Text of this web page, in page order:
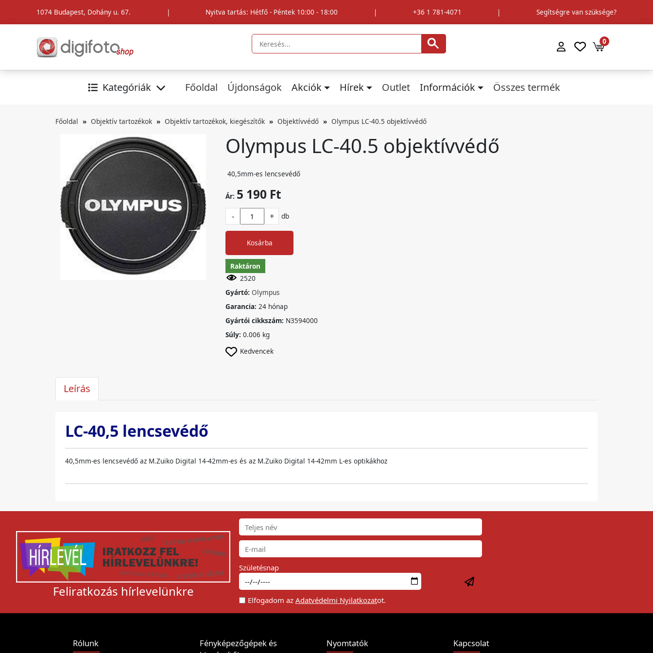
1074 Budapest, Dohány u. 67. | Nyitva tartás: Hétfő - Péntek 10:00 - 18:00 | +36 1 781-4071 | Segítségre van szüksége?
0
Kategóriák Főoldal Újdonságok Akciók Hírek Outlet Információk Összes termék
Főoldal Objektív tartozékok Objektív tartozékok, kiegészítők Objektívvédő Olympus LC-40.5 objektívvédő
Olympus LC-40.5 objektívvédő
40,5mm-es lencsevédő
Ár: 5 190 Ft
- + db
Kosárba
Raktáron
2520
Gyártó: Olympus
Garancia: 24 hónap
Gyártói cikkszám: N3594000
Súly: 0.006 kg
Kedvencek
Leírás
LC-40,5 lencsevédő
40,5mm-es lencsevédő az M.Zuiko Digital 14-42mm-es és az M.Zuiko Digital 14-42mm L-es optikákhoz
Feliratkozás hírlevelünkre
Születésnap
Elfogadom az Adatvédelmi Nyilatkozatot.
Rólunk
Fényképezőgépek és
Nyomtatók Kapcsolat